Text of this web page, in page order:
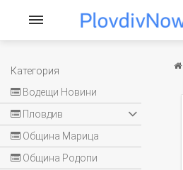
Категория
Водещи Новини
Пловдив
Община Марица
Община Родопи